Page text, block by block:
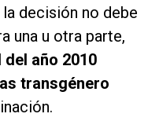
decisión no debe
una u otra parte,
del año 2010
transgénero